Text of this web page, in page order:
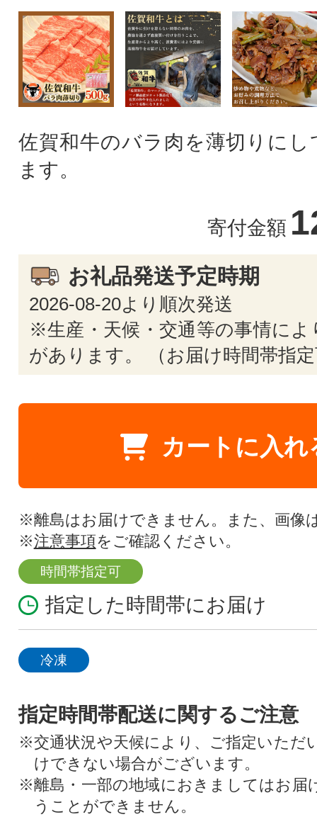
佐賀和牛のバラ肉を薄切りにし
ます。
寄付金額
お礼品発送予定時期
2026-08-20より順次発送
※生産・天候・交通等の事情によ
があります。 （お届け時間帯指
カートに入れ
※離島はお届けできません。また、画像
※注意事項をご確認ください。
時間帯指定可
指定した時間帯にお届け
冷凍
指定時間帯配送に関するご注意
※交通状況や天候により、ご指定いただ
けできない場合がございます。
※離島・一部の地域におきましてはお届
うことができません。